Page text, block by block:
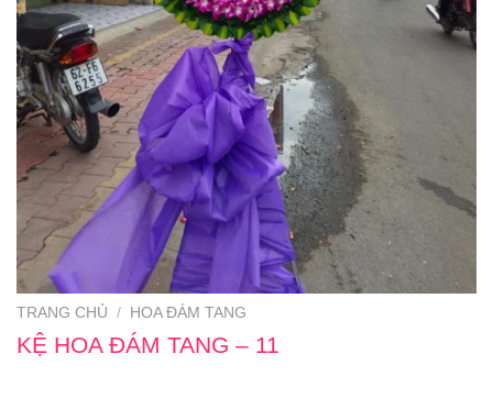
TRANG CHỦ / HOA ĐÁM TANG
KỆ HOA ĐÁM TANG – 11